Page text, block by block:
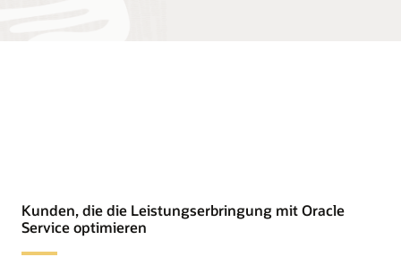
Kunden, die die Leistungserbringung mit Oracle
Service optimieren